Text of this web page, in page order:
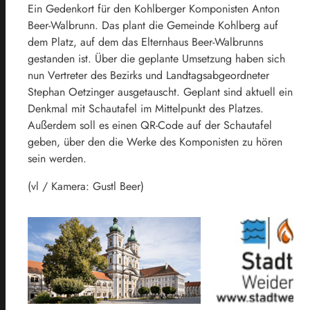
Ein Gedenkort für den Kohlberger Komponisten Anton
Beer-Walbrunn. Das plant die Gemeinde Kohlberg auf
dem Platz, auf dem das Elternhaus Beer-Walbrunns
gestanden ist. Über die geplante Umsetzung haben sich
nun Vertreter des Bezirks und Landtagsabgeordneter
Stephan Oetzinger ausgetauscht. Geplant sind aktuell ein
Denkmal mit Schautafel im Mittelpunkt des Platzes.
Außerdem soll es einen QR-Code auf der Schautafel
geben, über den die Werke des Komponisten zu hören
sein werden.
(vl / Kamera: Gustl Beer)